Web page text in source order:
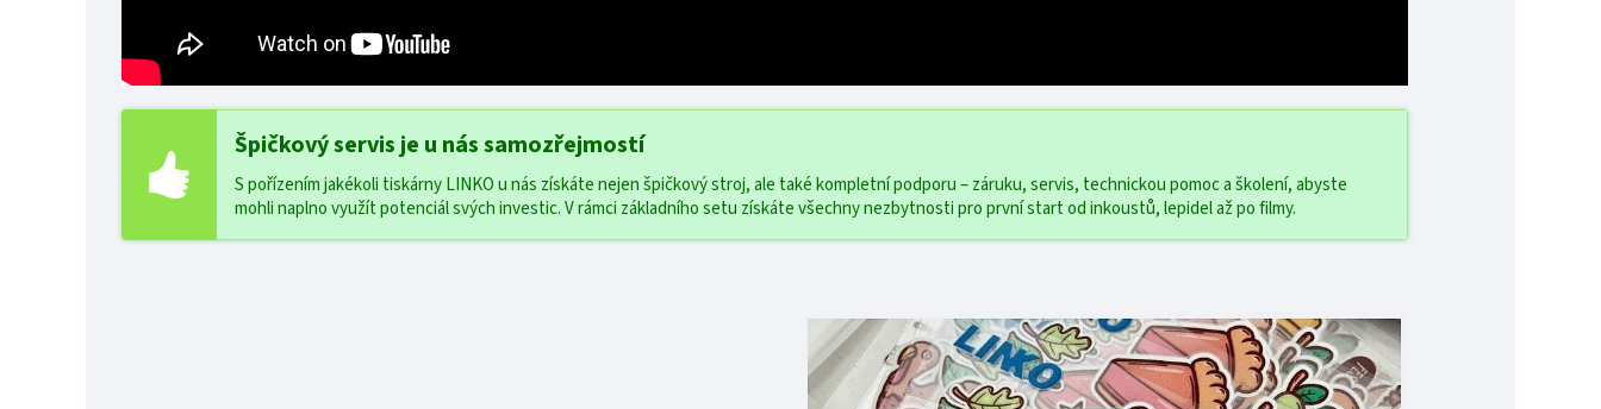
Špičkový servis je u nás samozřejmostí
S pořízením jakékoli tiskárny LINKO u nás získáte nejen špičkový stroj, ale také kompletní podporu – záruku, servis, technickou pomoc a školení, abyste
mohli naplno využít potenciál svých investic. V rámci základního setu získáte všechny nezbytnosti pro první start od inkoustů, lepidel až po filmy.